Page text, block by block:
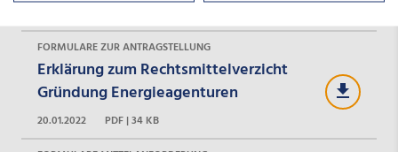
FORMULARE ZUR ANTRAGSTELLUNG
Erklärung zum Rechtsmittelverzicht
Gründung Energieagenturen
20.01.2022
PDF | 34 KB